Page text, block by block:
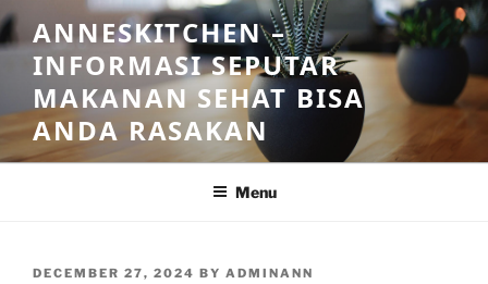
Skip
to
content
ANNESKITCHEN –
INFORMASI SEPUTAR
MAKANAN SEHAT BISA
ANDA RASAKAN
Menu
POSTED
DECEMBER 27, 2024 BY ADMINANN